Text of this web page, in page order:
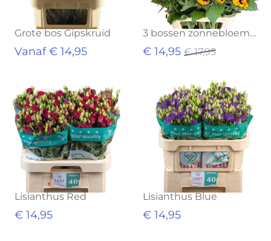
Grote bos Gipskruid
Vanaf € 14,95
3 bossen zonnebloemen
€ 14,95 € 17,95
Lisianthus Red
€ 14,95
Lisianthus Blue
€ 14,95